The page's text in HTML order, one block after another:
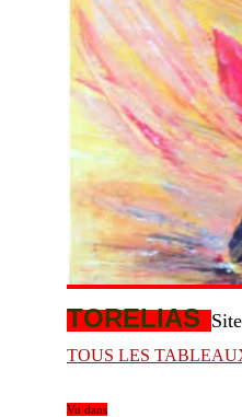
TORELIAS
TOUS LES
Vu dans